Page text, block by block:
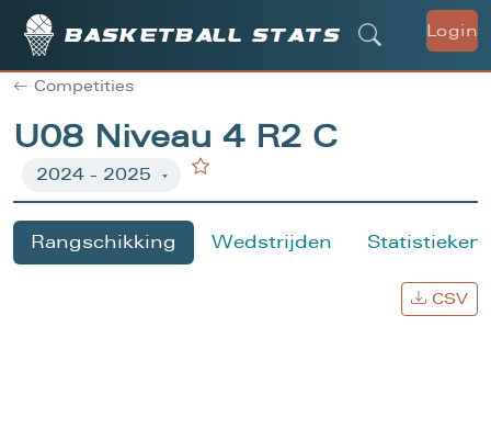
Basketball stats Login
Competities
U08 Niveau 4 R2 C
Rangschikking Wedstrijden Statistieken
CSV